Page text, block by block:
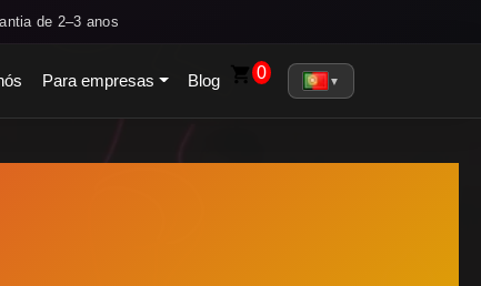
de 2–3 anos
Para empresas Blog 0 ▼